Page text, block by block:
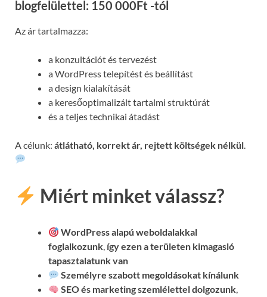
blogfelülettel: 150 000Ft -tól
Az ár tartalmazza:
a konzultációt és tervezést
a WordPress telepítést és beállítást
a design kialakítását
a keresőoptimalizált tartalmi struktúrát
és a teljes technikai átadást
A célunk: átlátható, korrekt ár, rejtett költségek nélkül
Miért minket válassz?
WordPress alapú weboldalakkal
foglalkozunk, így ezen a területen kimagasló
tapasztalatunk van
Személyre szabott megoldásokat kínálunk
SEO és marketing szemlélettel dolgozunk,